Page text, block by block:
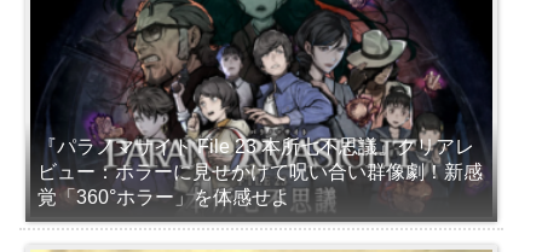
『パラノマサイト File 23 本所七不思議』クリアレ
ビュー：ホラーに見せかけて呪い合い群像劇！新感
覚「360°ホラー」を体感せよ